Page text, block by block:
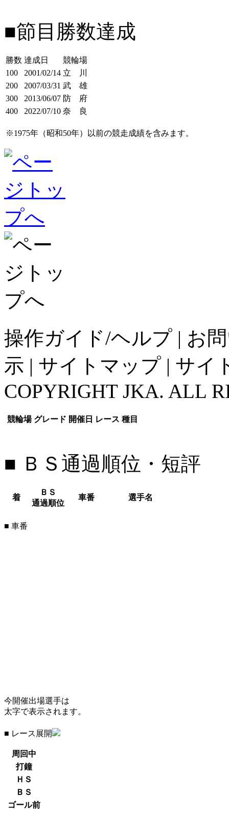
■節目勝数達成
勝数 達成日
競輪場
100
2001/02/14 立 川
200
2007/03/31 武 雄
300
2013/06/07 防 府
400
2022/07/10 奈 良
※1975年（昭和50年）以前の競走成績を含みます。
操作ガイド/ヘルプ | お
示 | サイトマップ | サイ
COPYRIGHT JKA. ALL
競輪場 グレード 開催日 レース 種目
■ ＢＳ通過順位・短評
着
ＢＳ
通過順位
車番 選手名
■ 車番
今開催出場選手は
太字で表示されます。
■ レース展開
周回中
打鐘
ＨＳ
ＢＳ
ゴール前